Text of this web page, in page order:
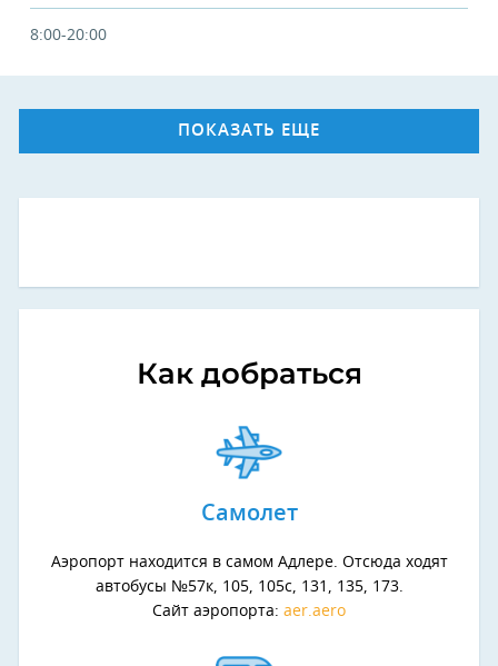
8:00-20:00
ПОКАЗАТЬ ЕЩЕ
Как добраться
Самолет
Аэропорт находится в самом Адлере. Отсюда ходят
автобусы №57к, 105, 105с, 131, 135, 173.
Сайт аэропорта: aer.aero